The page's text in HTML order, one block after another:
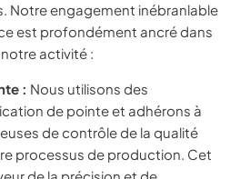
Notre engagement inébranlable
est profondément ancré dans
activité :
: Nous utilisons des
de pointe et adhérons à
de contrôle de la qualité
processus de production. Cet